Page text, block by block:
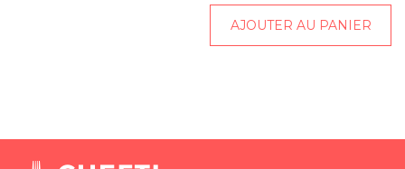
AJOUTER AU PANIER